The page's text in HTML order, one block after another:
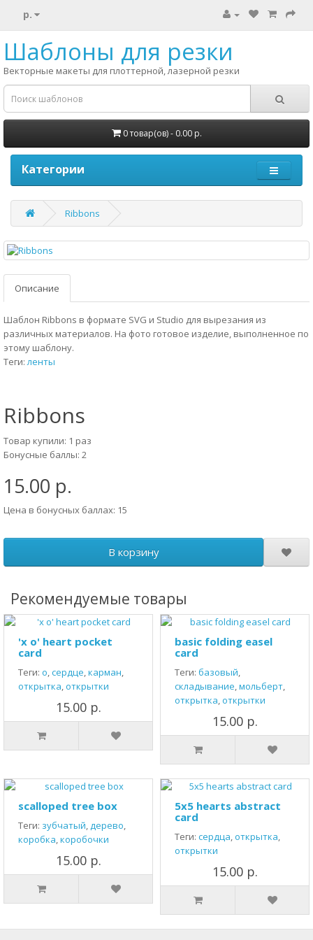
р.
Шаблоны для резки
Векторные макеты для плоттерной, лазерной резки
0 товар(ов) - 0.00 р.
Категории
Ribbons
Описание
Шаблон Ribbons в формате SVG и Studio для вырезания из
различных материалов. На фото готовое изделие, выполненное по
этому шаблону.
Теги:ленты
Ribbons
Товар купили: 1 раз
Бонусные баллы: 2
15.00 р.
Цена в бонусных баллах: 15
В корзину
Рекомендуемые товары
'x o' heart pocket
card
Теги: о,сердце,карман,
открытка,открытки
15.00 р.
basic folding easel
card
Теги: базовый,
складывание,мольберт,
открытка,открытки
15.00 р.
scalloped tree box
Теги: зубчатый,дерево,
коробка,коробочки
15.00 р.
5x5 hearts abstract
card
Теги: сердца,открытка,
открытки
15.00 р.